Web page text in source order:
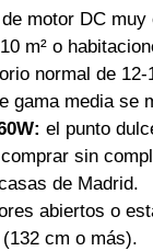
motor DC
m² o
normal de
gama media se
el punto
sin
de Madrid.
abiertos o
cm o más).